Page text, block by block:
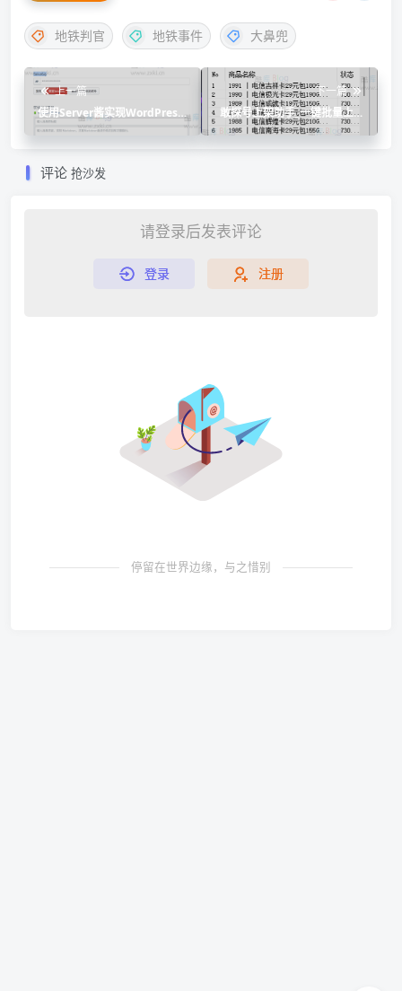
地铁判官 地铁事件 大鼻兜
上一篇
使用Server酱实现WordPress
评论微信通知
下一篇
敢探号上架助手_一键批量上架
流量卡
评论 抢沙发
请登录后发表评论
登录 注册
停留在世界边缘，与之惜别